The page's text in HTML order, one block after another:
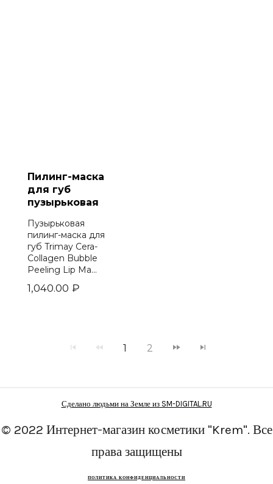
Пилинг-маска
для губ
пузырьковая
Пузырьковая
пилинг-маска для
губ Trimay Cera-
Collagen Bubble
Peeling Lip Ma...
₽
1,040.00
1 2
Сделано людьми на Земле из SM-DIGITAL.RU
© 2022 Интернет-магазин косметики "Krem". Все
права защищены
ПОЛИТИКА КОНФИДЕНЦИАЛЬНОСТИ